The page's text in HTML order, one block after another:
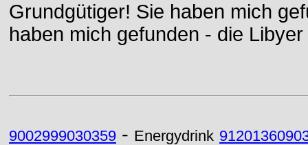
Grundgütiger! Sie haben mich
haben mich gefunden - die
9002999030359 - Energydrink